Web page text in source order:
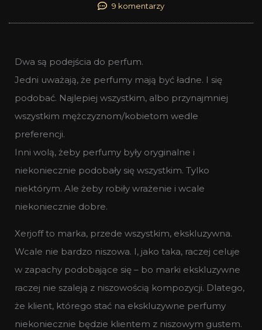
9 komentarzy
Dwa są podejścia do perfum.
Jedni uważają, że perfumy mają być ładne. I się
podobać. Najlepiej wszystkim, albo przynajmniej
wszystkim mężczyznom/kobietom wedle
preferencji.
Inni wolą, żeby perfumy były oryginalne i
niekoniecznie podobały się wszystkim. Tylko
niektórym. Ale żeby robiły wrażenie i wcale
niekoniecznie dobre.
Xerjoff to marka, przede wszystkim, ekskluzywna.
Wcale nie bardzo niszowa. I, jako taka, raczej celuje
w zapachy podobające się – bo marki ekskluzywne
raczej nie szaleją z niszowością kompozycji. Dlatego,
że klient, którego stać na ekskluzywne perfumy
niekoniecznie będzie klientem z niszowym gustem.